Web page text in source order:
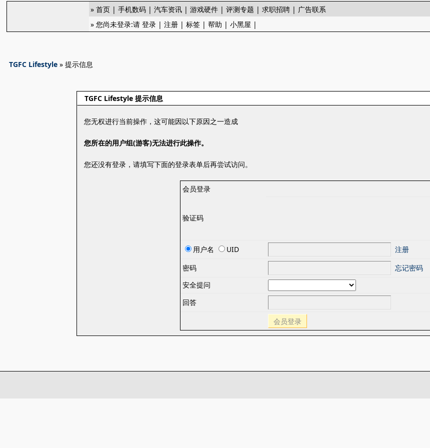
»首页 |手机数码 |汽车资讯 |游戏硬件 |评测专题 |求职招聘 | 广告联系
» 您尚未登录:请登录 |注册 |标签 |帮助 |小黑屋 |
TGFC Lifestyle » 提示信息
TGFC Lifestyle 提示信息
您无权进行当前操作，这可能因以下原因之一造成
您所在的用户组(游客)无法进行此操作。
您还没有登录，请填写下面的登录表单后再尝试访问。
会员登录
验证码
用户名 UID
注册
密码
忘记密码
安全提问
回答
会员登录